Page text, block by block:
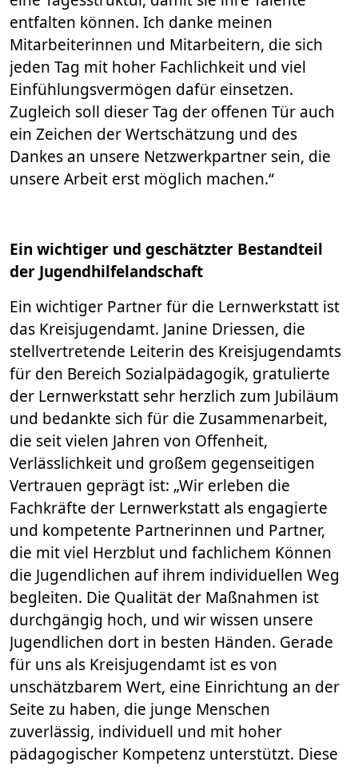
entfalten können. Ich danke meinen
Mitarbeiterinnen und Mitarbeitern, die sich
jeden Tag mit hoher Fachlichkeit und viel
Einfühlungsvermögen dafür einsetzen.
Zugleich soll dieser Tag der offenen Tür auch
ein Zeichen der Wertschätzung und des
Dankes an unsere Netzwerkpartner sein, die
unsere Arbeit erst möglich machen.“
Ein wichtiger und geschätzter Bestandteil
der Jugendhilfelandschaft
Ein wichtiger Partner für die Lernwerkstatt ist
das Kreisjugendamt. Janine Driessen, die
stellvertretende Leiterin des Kreisjugendamts
für den Bereich Sozialpädagogik, gratulierte
der Lernwerkstatt sehr herzlich zum Jubiläum
und bedankte sich für die Zusammenarbeit,
die seit vielen Jahren von Offenheit,
Verlässlichkeit und großem gegenseitigen
Vertrauen geprägt ist: „Wir erleben die
Fachkräfte der Lernwerkstatt als engagierte
und kompetente Partnerinnen und Partner,
die mit viel Herzblut und fachlichem Können
die Jugendlichen auf ihrem individuellen Weg
begleiten. Die Qualität der Maßnahmen ist
durchgängig hoch, und wir wissen unsere
Jugendlichen dort in besten Händen. Gerade
für uns als Kreisjugendamt ist es von
unschätzbarem Wert, eine Einrichtung an der
Seite zu haben, die junge Menschen
zuverlässig, individuell und mit hoher
pädagogischer Kompetenz unterstützt. Diese